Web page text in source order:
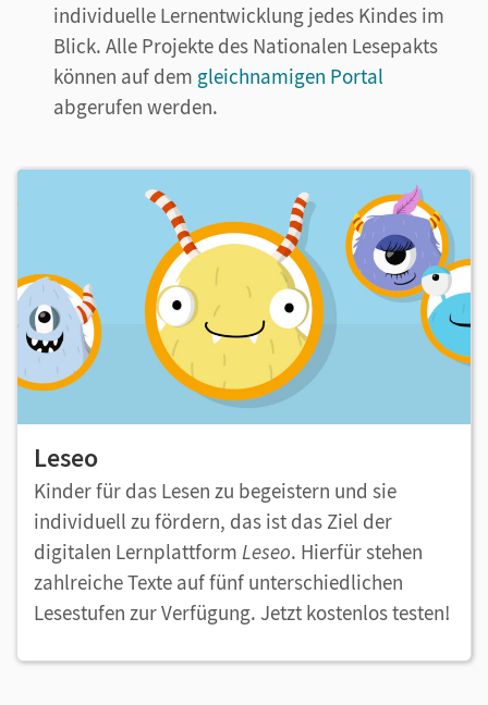
individuelle Lernentwicklung jedes Kindes im
Blick. Alle Projekte des Nationalen Lesepakts
können auf dem gleichnamigen Portal
abgerufen werden.
Leseo
Kinder für das Lesen zu begeistern und sie
individuell zu fördern, das ist das Ziel der
digitalen Lernplattform Leseo. Hierfür stehen
zahlreiche Texte auf fünf unterschiedlichen
Lesestufen zur Verfügung. Jetzt kostenlos testen!